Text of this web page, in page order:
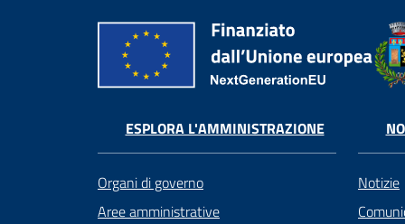
ESPLORA L'AMMINISTRAZIONE
Organi di governo
Aree amministrative
Notizie